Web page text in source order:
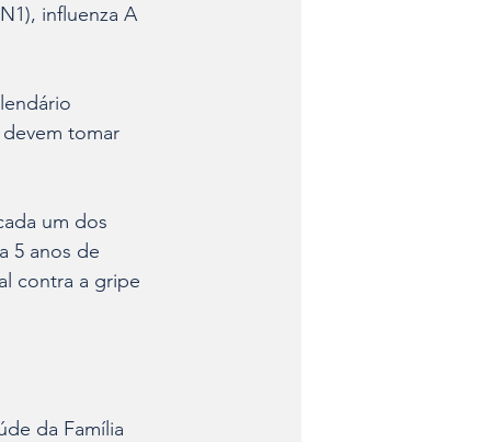
influenza A
tomar
um dos
5 anos de
contra a gripe
da Família